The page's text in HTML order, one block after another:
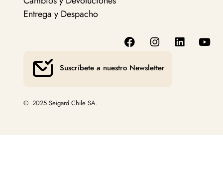
Entrega y Despacho
Suscríbete a nuestro Newsletter
© 2025 Seigard Chile SA.